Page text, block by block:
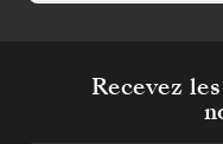
Recevez